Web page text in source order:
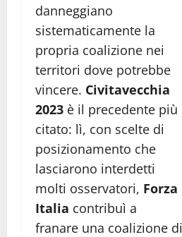
danneggiano
sistematicamente la
propria coalizione nei
territori dove potrebbe
vincere. Civitavecchia
2023 è il precedente più
citato: lì, con scelte di
posizionamento che
lasciarono interdetti
molti osservatori, Forza
Italia contribuì a
franare una coalizione di